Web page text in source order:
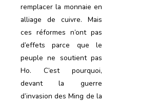
remplacer la monnaie en
alliage de cuivre. Mais
ces réformes n’ont pas
d’effets parce que le
peuple ne soutient pas
Ho. C’est pourquoi,
devant la guerre
d’invasion des Ming de la